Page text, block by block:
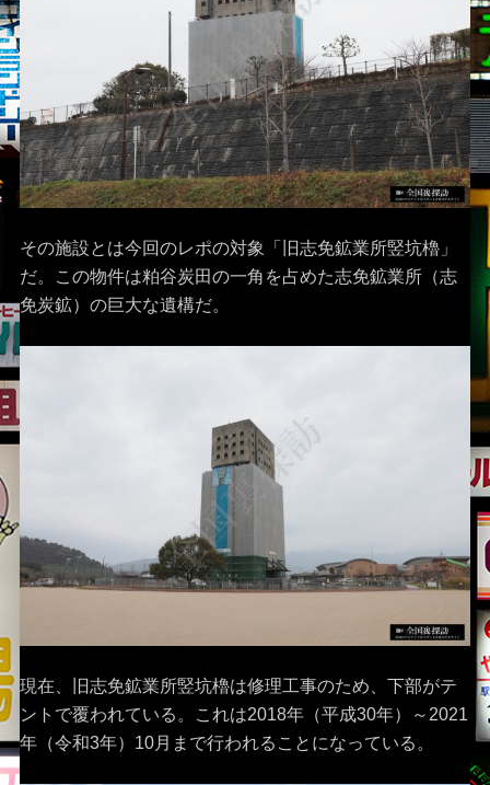
その施設とは今回のレポの対象「旧志免鉱業所竪坑櫓」
だ。この物件は粕谷炭田の一角を占めた志免鉱業所（志
免炭鉱）の巨大な遺構だ。
現在、旧志免鉱業所竪坑櫓は修理工事のため、下部がテ
ントで覆われている。これは2018年（平成30年）～2021
年（令和3年）10月まで行われることになっている。